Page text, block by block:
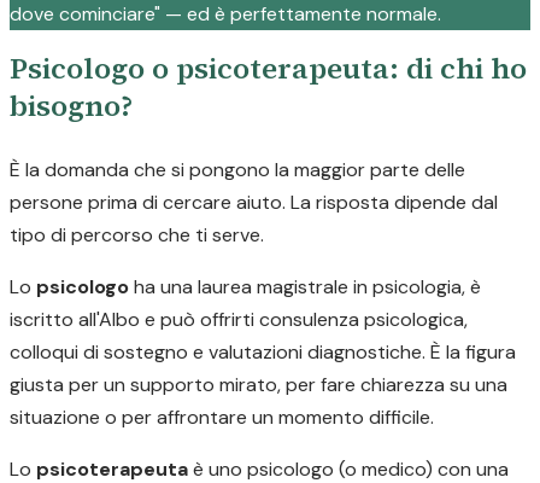
dove cominciare" — ed è perfettamente normale.
Psicologo o psicoterapeuta: di chi ho
bisogno?
È la domanda che si pongono la maggior parte delle
persone prima di cercare aiuto. La risposta dipende dal
tipo di percorso che ti serve.
Lo psicologoha una laurea magistrale in psicologia, è
iscritto all'Albo e può offrirti consulenza psicologica,
colloqui di sostegno e valutazioni diagnostiche. È la figura
giusta per un supporto mirato, per fare chiarezza su una
situazione o per affrontare un momento difficile.
Lo psicoterapeutaè uno psicologo (o medico) con una